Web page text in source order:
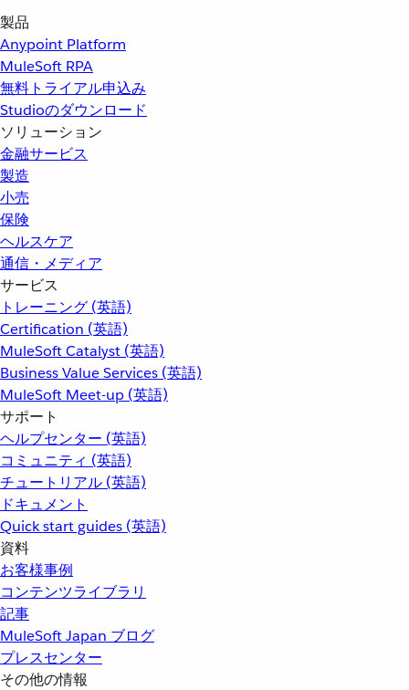
製品
Anypoint Platform
MuleSoft RPA
無料トライアル申込み
Studioのダウンロード
ソリューション
金融サービス
製造
小売
保険
ヘルスケア
通信・メディア
サービス
トレーニング (英語)
Certification (英語)
MuleSoft Catalyst (英語)
Business Value Services (英語)
MuleSoft Meet-up (英語)
サポート
ヘルプセンター (英語)
コミュニティ (英語)
チュートリアル (英語)
ドキュメント
Quick start guides (英語)
資料
お客様事例
コンテンツライブラリ
記事
MuleSoft Japan ブログ
プレスセンター
その他の情報